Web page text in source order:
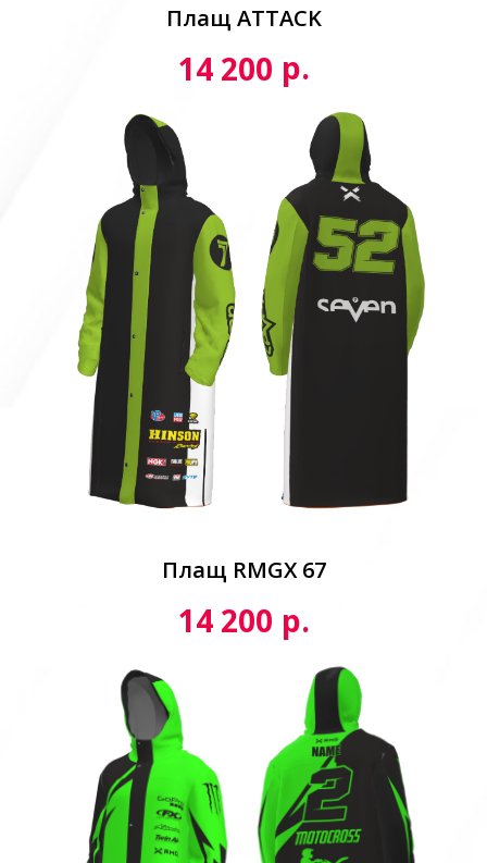
Плащ ATTACK
14 200 р.
Плащ RMGX 67
14 200 р.